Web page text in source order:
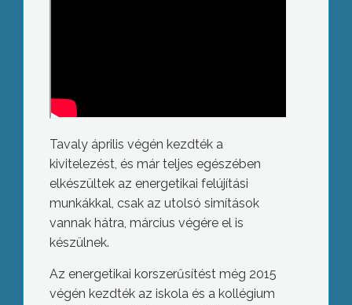
Tavaly április végén kezdték a
kivitelezést, és már teljes egészében
elkészültek az energetikai felújítási
munkákkal, csak az utolsó simítások
vannak hátra, március végére el is
készülnek.
Az energetikai korszerűsítést még 2015
végén kezdték az iskola és a kollégium